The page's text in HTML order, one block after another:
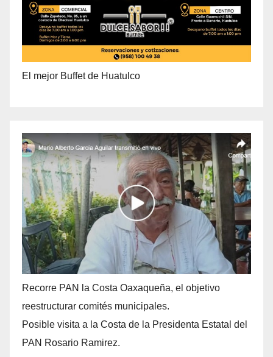
El mejor Buffet de Huatulco
Recorre PAN la Costa Oaxaqueña, el objetivo
reestructurar comités municipales.
Posible visita a la Costa de la Presidenta Estatal del
PAN Rosario Ramirez.